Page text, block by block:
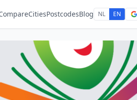
CitiesPostcodesBlog NL EN